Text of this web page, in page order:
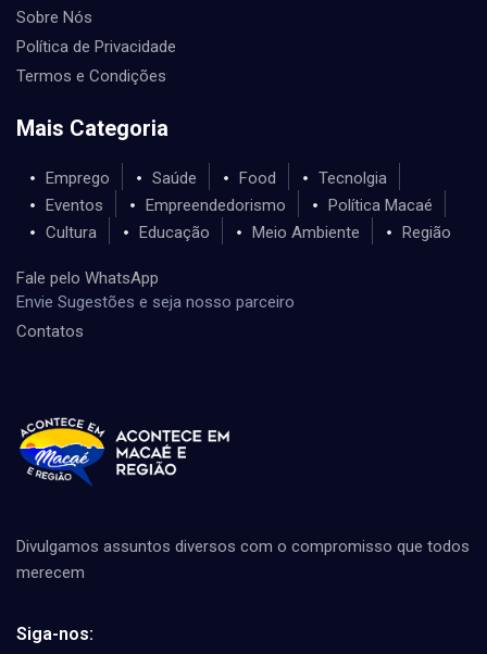
Sobre Nós
Política de Privacidade
Termos e Condições
Mais Categoria
Emprego Saúde Food
Tecnolgia
Eventos
Empreendedorismo
Política Macaé
Cultura
Educação Meio Ambiente Região
Fale pelo WhatsApp
Envie Sugestões e seja nosso parceiro
Contatos
Divulgamos assuntos diversos com o compromisso que todos
merecem
Siga-nos: